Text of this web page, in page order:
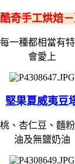
奇手工烘焙
一種都相當有
會愛上
堅果夏威夷豆
、杏仁豆、麵
油及無鹽奶油